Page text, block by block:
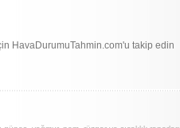
HavaDurumuTahmin.com'u takip edin